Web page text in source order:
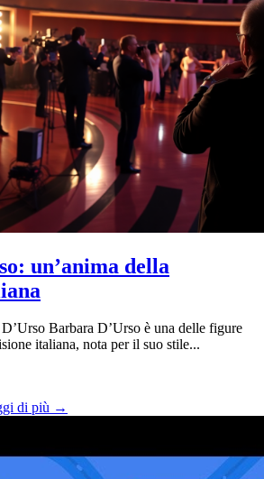
un’anima della
Barbara D’Urso è una delle figure
italiana, nota per il suo stile...
di più →